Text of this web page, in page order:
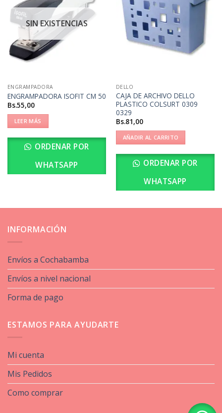
SIN EXISTENCIAS
ENGRAMPADORA
ENGRAMPADORA ISOFIT CM 50
Bs.55,00
LEER MÁS
ORDENAR POR
WHATSAPP
DELLO
CAJA DE ARCHIVO DELLO
PLASTICO COLSURT 0309
0329
Bs.81,00
AÑADIR AL CARRITO
ORDENAR POR
WHATSAPP
INFORMACIÓN
Envíos a Cochabamba
Envíos a nivel nacional
Forma de pago
ESTAMOS PARA AYUDARTE
Mi cuenta
Mis Pedidos
Como comprar